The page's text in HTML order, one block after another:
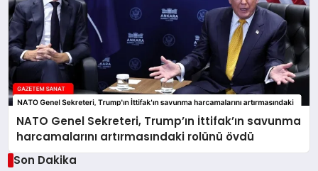
NATO Genel Sekreteri, Trump’ın İttifak’ın savunma
harcamalarını artırmasındaki rolünü övdü
Son Dakika